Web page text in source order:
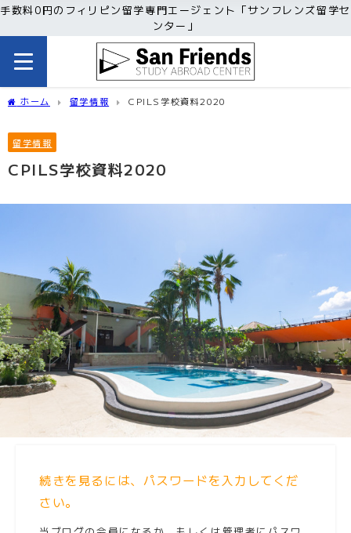
手数料0円のフィリピン留学専門エージェント「サンフレンズ留学セ
ンター」
ホーム 留学情報 CPILS学校資料2020
留学情報
CPILS学校資料2020
続きを見るには、パスワードを入力してくだ
さい。